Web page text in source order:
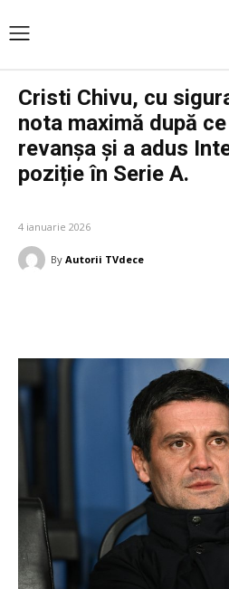
Cristi Chivu, cu
nota maximă după
revanșa și a adus
poziție în Serie A.
4 ianuarie 2026
By Autorii TVdece